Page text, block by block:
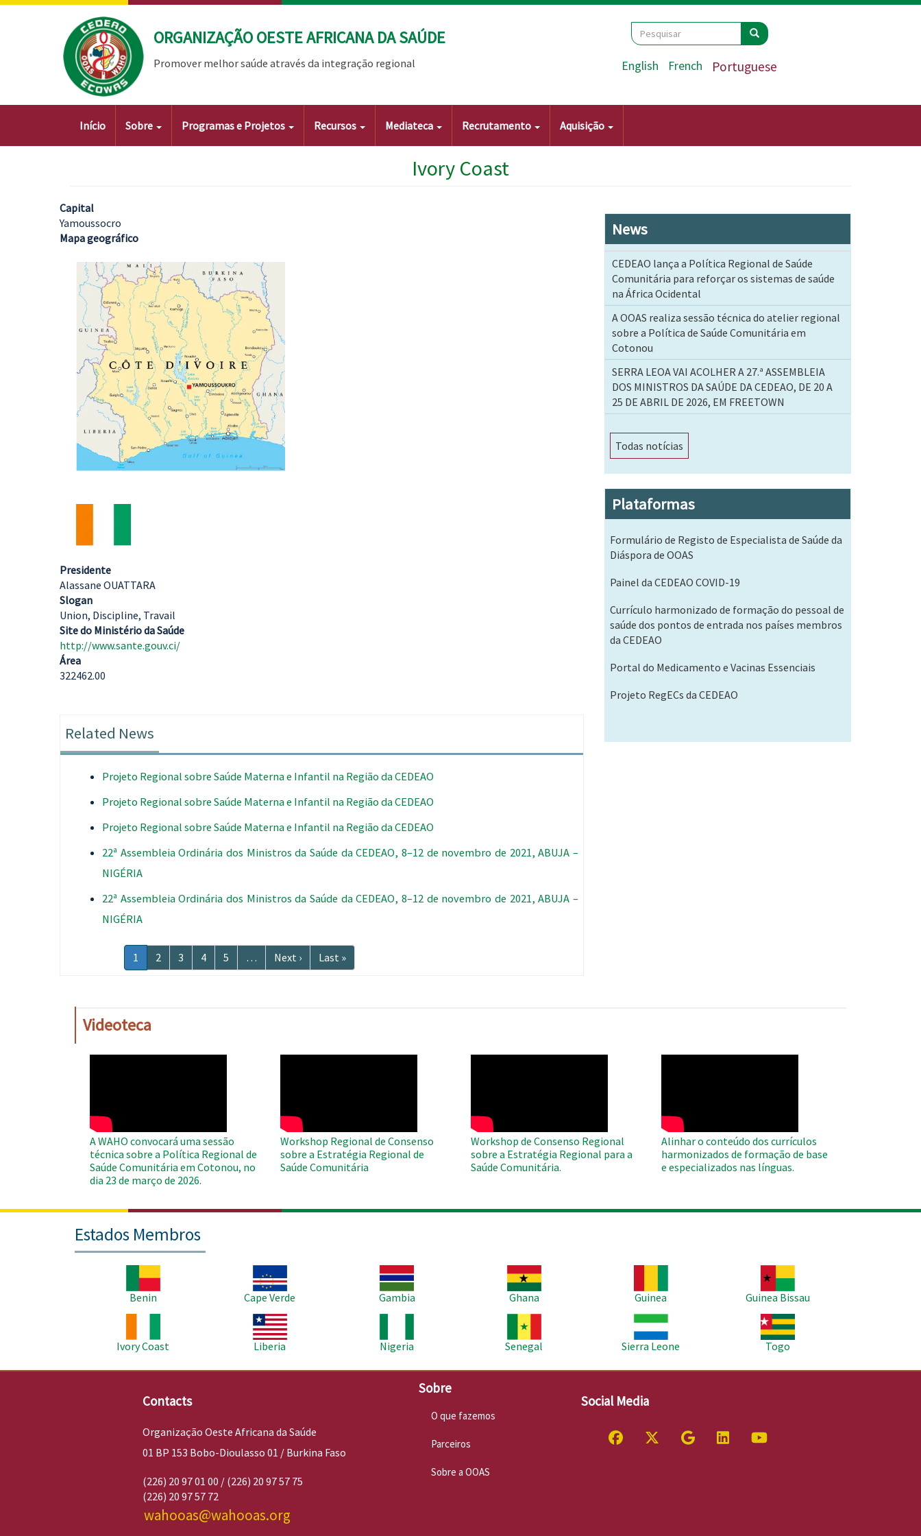
Passar
ORGANIZAÇÃO OESTE AFRICANA DA SAÚDE
Promover melhor saúde através da integração regional
Search
Pesquisar Pesquisar
English French Portuguese
Main
Início Sobre Programas e Projetos Recursos Mediateca Recrutamento Aquisição
Ivory Coast
Capital
Yamoussocro
Mapa geográfico
Imagem
Presidente
Alassane OUATTARA
Slogan
Union, Discipline, Travail
Site do Ministério da Saúde
http://www.sante.gouv.ci/
Área
322462.00
Related News
Projeto Regional sobre Saúde Materna e Infantil na Região da CEDEAO
Projeto Regional sobre Saúde Materna e Infantil na Região da CEDEAO
Projeto Regional sobre Saúde Materna e Infantil na Região da CEDEAO
22ª Assembleia Ordinária dos Ministros da Saúde da CEDEAO, 8–12 de novembro de 2021, ABUJA –
NIGÉRIA
22ª Assembleia Ordinária dos Ministros da Saúde da CEDEAO, 8–12 de novembro de 2021, ABUJA –
NIGÉRIA
Página
atual
1 Página
2 Página
3 Página
4 Página
5 …
Próxima
página
Next ›
Última
página
Last »
News
CEDEAO lança a Política Regional de Saúde
Comunitária para reforçar os sistemas de saúde
na África Ocidental
A OOAS realiza sessão técnica do atelier regional
sobre a Política de Saúde Comunitária em
Cotonou
SERRA LEOA VAI ACOLHER A 27.ª ASSEMBLEIA
DOS MINISTROS DA SAÚDE DA CEDEAO, DE 20 A
25 DE ABRIL DE 2026, EM FREETOWN
Todas notícias
Plataformas
Formulário de Registo de Especialista de Saúde da
Diáspora de OOAS
Painel da CEDEAO COVID-19
Currículo harmonizado de formação do pessoal de
saúde dos pontos de entrada nos países membros
da CEDEAO
Portal do Medicamento e Vacinas Essenciais
Projeto RegECs da CEDEAO
Videoteca
A WAHO convocará uma sessão
técnica sobre a Política Regional de
Saúde Comunitária em Cotonou, no
dia 23 de março de 2026.
Workshop Regional de Consenso
sobre a Estratégia Regional de
Saúde Comunitária
Workshop de Consenso Regional
sobre a Estratégia Regional para a
Saúde Comunitária.
Alinhar o conteúdo dos currículos
harmonizados de formação de base
e especializados nas línguas.
Estados Membros
Benin
Cape Verde
Imagem
Gambia
Imagem
Ghana
Guinea
Guinea Bissau
Ivory Coast
Imagem
Liberia
Nigeria
Senegal
Imagem
Sierra Leone
Imagem
Togo
Contacts
Organização Oeste Africana da Saúde
01 BP 153 Bobo-Dioulasso 01 / Burkina Faso
(226) 20 97 01 00 / (226) 20 97 57 75
(226) 20 97 57 72
wahooas@wahooas.org
Sobre
O que fazemos
Parceiros
Sobre a OOAS
Social Media